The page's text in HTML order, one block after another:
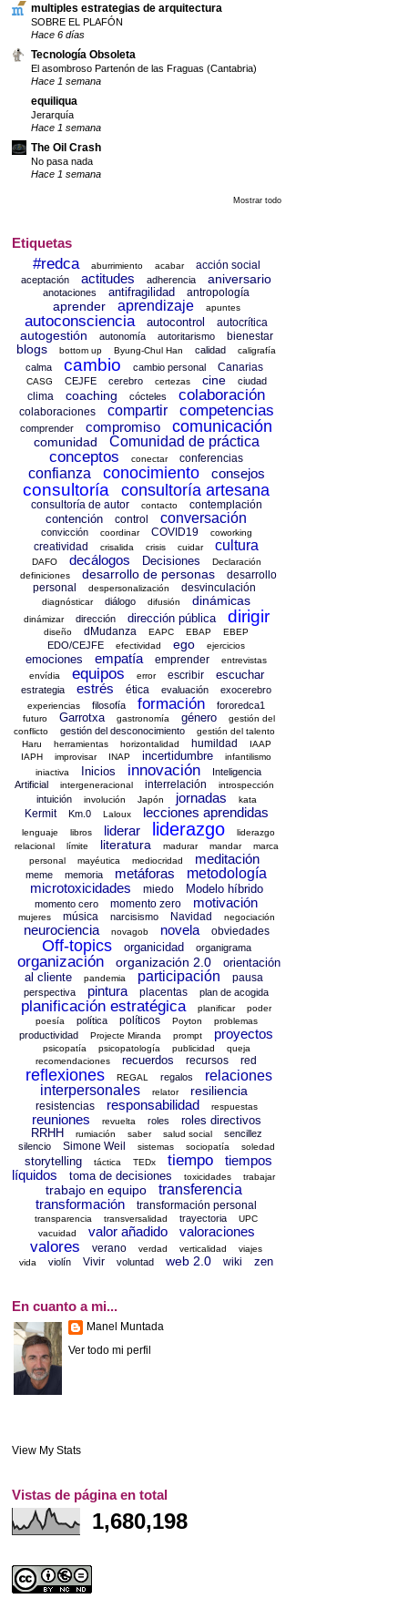
multiples estrategias de arquitectura
SOBRE EL PLAFÓN
Hace 6 días
Tecnología Obsoleta
El asombroso Partenón de las Fraguas (Cantabria)
Hace 1 semana
equiliqua
Jerarquía
Hace 1 semana
The Oil Crash
No pasa nada
Hace 1 semana
Mostrar todo
Etiquetas
#redca aburrimiento acabar acción social
aceptación actitudes adherencia aniversario
anotaciones antifragilidad antropología
aprender aprendizaje apuntes
autoconsciencia autocontrol autocrítica
autogestión autonomía autoritarismo bienestar
blogs bottom up Byung-Chul Han calidad caligrafía
calma cambio cambio personal Canarias
CASG CEJFE cerebro certezas cine ciudad
clima coaching cócteles colaboración
colaboraciones compartir competencias
comprender compromiso comunicación
comunidad Comunidad de práctica
conceptos conectar conferencias
confianza conocimiento consejos
consultoría consultoría artesana
consultoría de autor contacto contemplación
contención control conversación
convicción coordinar COVID19 coworking
creatividad crisalida crisis cuidar cultura
DAFO decálogos Decisiones
Declaración
definiciones
desarrollo de personas
desarrollo
personal
despersonalización desvinculación
diagnósticar diálogo difusión dinámicas
dinámizar dirección dirección pública dirigir
diseño dMudanza EAPC EBAP EBEP
EDO/CEJFE efectividad ego ejercicios
emociones empatía emprender
entrevistas
envídia
equipos error escribir escuchar
estrategia estrés ética evaluación exocerebro
experiencias filosofía formación fororedca1
futuro Garrotxa gastronomía género
gestión del
conflicto
gestión del desconocimiento
gestión del talento
Haru
herramientas horizontalidad humildad
IAAP
IAPH
improvisar INAP incertidumbre
infantilismo
iniactiva
Inicios innovación
Inteligencia
Artificial
intergeneracional interrelación introspección
intuición involución Japón jornadas kata
Kermit Km.0 Laloux lecciones aprendidas
lenguaje libros liderar liderazgo
liderazgo
relacional
límite literatura madurar mandar
marca
personal
mayéutica mediocridad meditación
meme memoria metáforas
metodología
microtoxicidades
miedo Modelo híbrido
momento cero momento zero motivación
mujeres música narcisismo Navidad negociación
neurociencia novagob novela obviedades
Off-topics organicidad organigrama
organización organización 2.0
orientación
al cliente
pandemia participación pausa
perspectiva pintura placentas plan de acogida
planificación estratégica planificar
poder
poesía
política políticos Poyton problemas
productividad Projecte Miranda prompt proyectos
psicopatía psicopatología publicidad
queja
recomendaciones
recuerdos recursos red
reflexiones REGAL regalos
relaciones
interpersonales
relator resiliencia
resistencias responsabilidad respuestas
reuniones revuelta roles
roles directivos
RRHH
rumiación saber salud social
sencillez
silencio
Simone Weil sistemas sociopatía soledad
storytelling táctica TEDx tiempo
tiempos
líquidos
toma de decisiones toxicidades trabajar
trabajo en equipo
transferencia
transformación
transformación personal
transparencia transversalidad trayectoria
UPC
vacuidad
valor añadido valoraciones
valores verano verdad verticalidad
viajes
vida
violín Vivir voluntad web 2.0 wiki zen
En cuanto a mi...
Manel Muntada
Ver todo mi perfil
View My Stats
Vistas de página en total
1,680,198